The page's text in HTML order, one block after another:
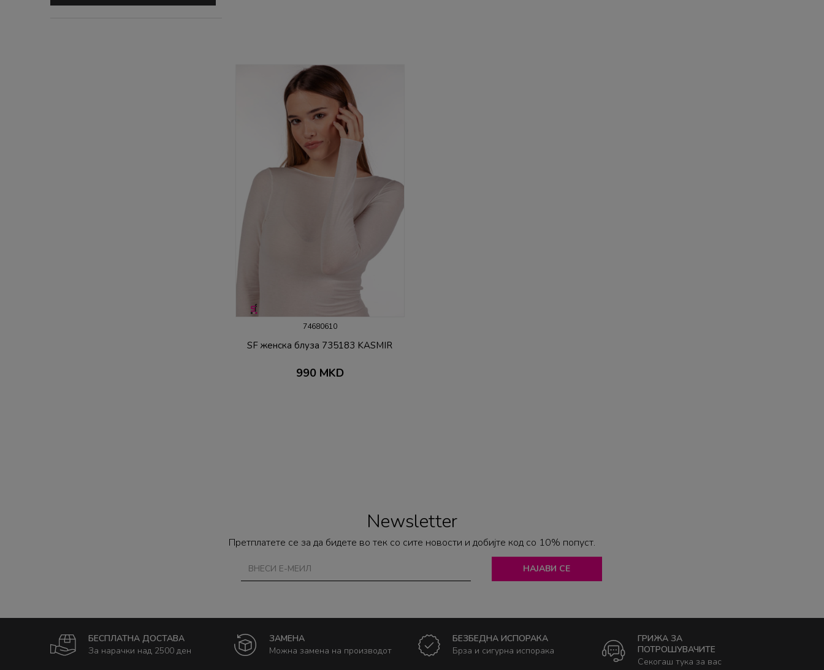
74680610
SF женска блуза 735183 KASMIR
990 MKD
Newsletter
Претплатете се за да бидете во тек со сите новости и добијте код со 10% попуст.
НАЈАВИ СЕ
БЕСПЛАТНА ДОСТАВА
За нарачки над 2500 ден
ЗАМЕНА
Можна замена на производот
БЕЗБЕДНА ИСПОРАКА
Брза и сигурна испорака
ГРИЖА ЗА
ПОТРОШУВАЧИТЕ
Секогаш тука за вас